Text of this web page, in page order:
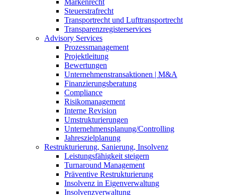
Markenrecht
Steuerstrafrecht
Transportrecht und Lufttransportrecht
Transparenzregisterservices
Advisory Services
Prozessmanagement
Projektleitung
Bewertungen
Unternehmenstransaktionen | M&A
Finanzierungsberatung
Compliance
Risikomanagement
Interne Revision
Umstrukturierungen
Unternehmensplanung/Controlling
Jahreszielplanung
Restrukturierung, Sanierung, Insolvenz
Leistungsfähigkeit steigern
Turnaround Management
Präventive Restrukturierung
Insolvenz in Eigenverwaltung
Insolvenzverwaltung